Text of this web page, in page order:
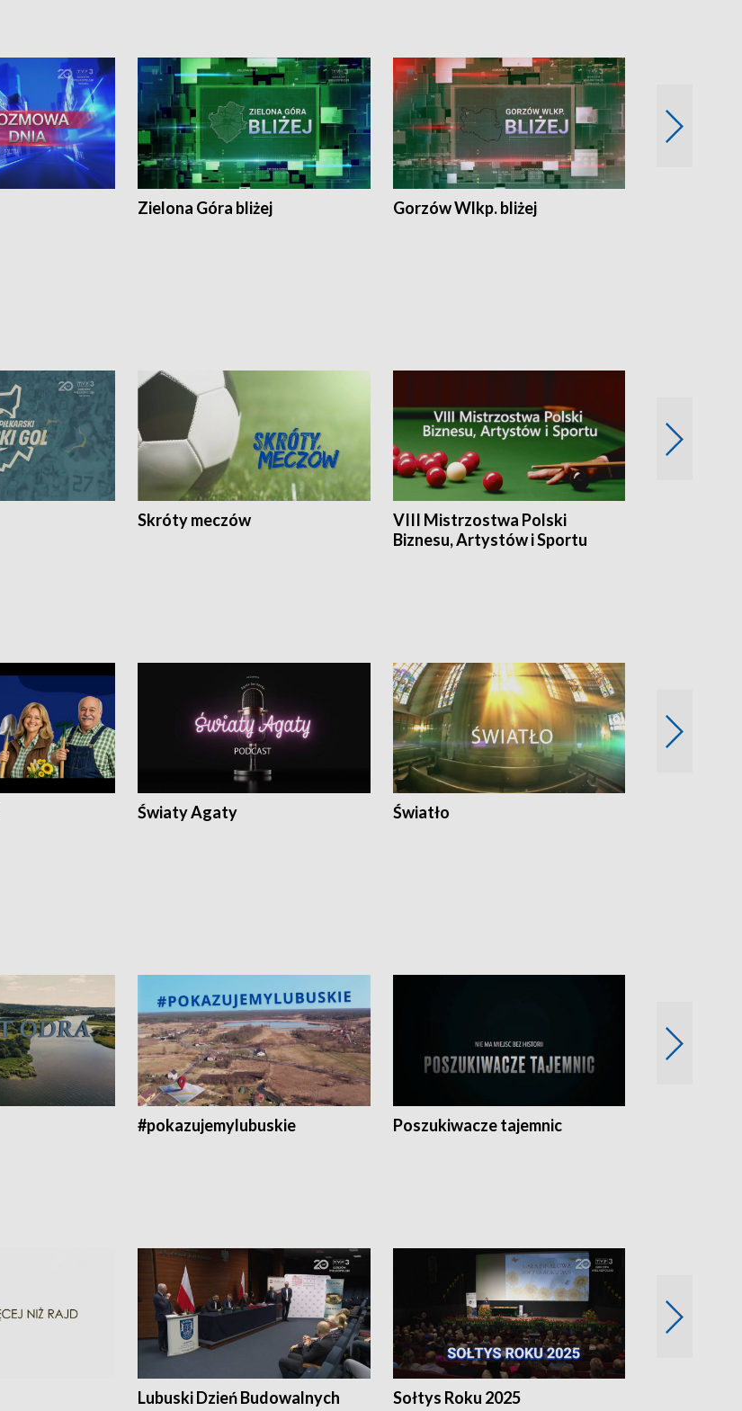
Zielona Góra bliżej Gorzów Wlkp. bliżej
Skróty meczów
VIII Mistrzostwa Polski
Biznesu, Artystów i Sportu
Światy Agaty Światło
#pokazujemylubuskie Poszukiwacze tajemnic
Lubuski Dzień Budowalnych Sołtys Roku 2025